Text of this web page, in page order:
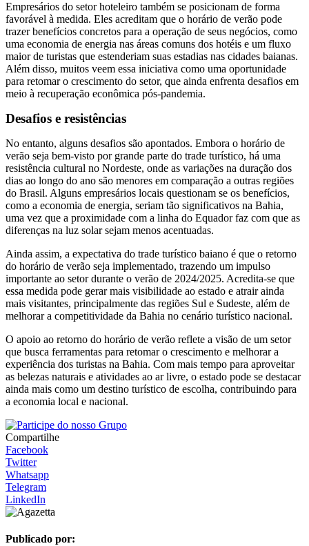
Empresários do setor hoteleiro também se posicionam de forma
favorável à medida. Eles acreditam que o horário de verão pode
trazer benefícios concretos para a operação de seus negócios, como
uma economia de energia nas áreas comuns dos hotéis e um fluxo
maior de turistas que estenderiam suas estadias nas cidades baianas.
Além disso, muitos veem essa iniciativa como uma oportunidade
para retomar o crescimento do setor, que ainda enfrenta desafios em
meio à recuperação econômica pós-pandemia.
Desafios e resistências
No entanto, alguns desafios são apontados. Embora o horário de
verão seja bem-visto por grande parte do trade turístico, há uma
resistência cultural no Nordeste, onde as variações na duração dos
dias ao longo do ano são menores em comparação a outras regiões
do Brasil. Alguns empresários locais questionam se os benefícios,
como a economia de energia, seriam tão significativos na Bahia,
uma vez que a proximidade com a linha do Equador faz com que as
diferenças na luz solar sejam menos acentuadas.
Ainda assim, a expectativa do trade turístico baiano é que o retorno
do horário de verão seja implementado, trazendo um impulso
importante ao setor durante o verão de 2024/2025. Acredita-se que
essa medida pode gerar mais visibilidade ao estado e atrair ainda
mais visitantes, principalmente das regiões Sul e Sudeste, além de
melhorar a competitividade da Bahia no cenário turístico nacional.
O apoio ao retorno do horário de verão reflete a visão de um setor
que busca ferramentas para retomar o crescimento e melhorar a
experiência dos turistas na Bahia. Com mais tempo para aproveitar
as belezas naturais e atividades ao ar livre, o estado pode se destacar
ainda mais como um destino turístico de escolha, contribuindo para
a economia local e nacional.
Compartilhe
Facebook
Twitter
Whatsapp
Telegram
LinkedIn
Publicado por: